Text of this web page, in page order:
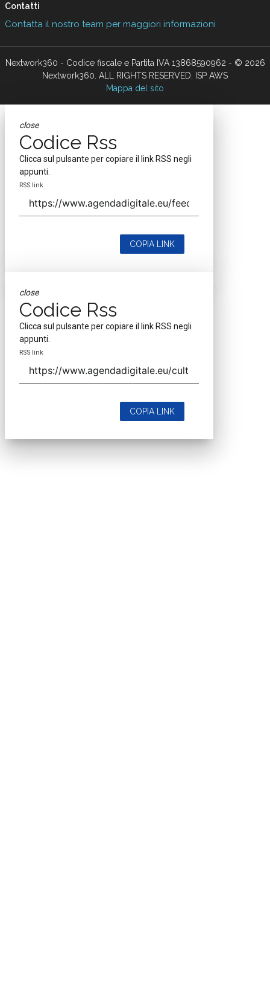
Contatti
Contatta il nostro team per maggiori informazioni
Nextwork360 - Codice fiscale e Partita IVA 13868590962 - © 2026
Nextwork360. ALL RIGHTS RESERVED. ISP AWS
Mappa del sito
close
Codice Rss
Clicca sul pulsante per copiare il link RSS negli
appunti.
RSS link
COPIA LINK
close
Codice Rss
Clicca sul pulsante per copiare il link RSS negli
appunti.
RSS link
COPIA LINK